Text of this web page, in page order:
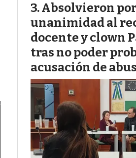
Absolvieron
unanimidad al
docente y clown
tras no poder
acusación de